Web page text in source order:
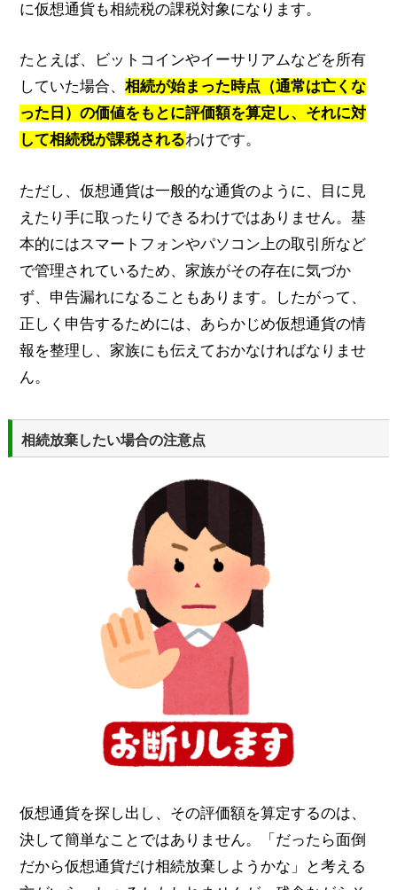
に仮想通貨も相続税の課税対象になります。
たとえば、ビットコインやイーサリアムなどを所有
していた場合、 相続が始まった時点（通常は亡くな
った日）の価値をもとに評価額を算定し、それに対
して相続税が課税されるわけです。
ただし、仮想通貨は一般的な通貨のように、目に見
えたり手に取ったりできるわけではありません。基
本的にはスマートフォンやパソコン上の取引所など
で管理されているため、家族がその存在に気づか
ず、申告漏れになることもあります。したがって、
正しく申告するためには、あらかじめ仮想通貨の情
報を整理し、家族にも伝えておかなければなりませ
ん。
相続放棄したい場合の注意点
仮想通貨を探し出し、その評価額を算定するのは、
決して簡単なことではありません。「だったら面倒
だから仮想通貨だけ相続放棄しようかな」と考える